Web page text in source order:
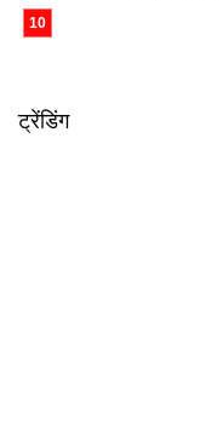
ट्रेंडिंग